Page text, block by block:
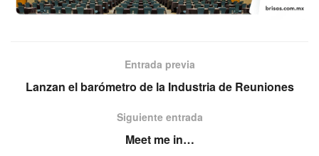
Entrada previa
Lanzan el barómetro de la Industria de Reuniones
Siguiente entrada
Meet me in…